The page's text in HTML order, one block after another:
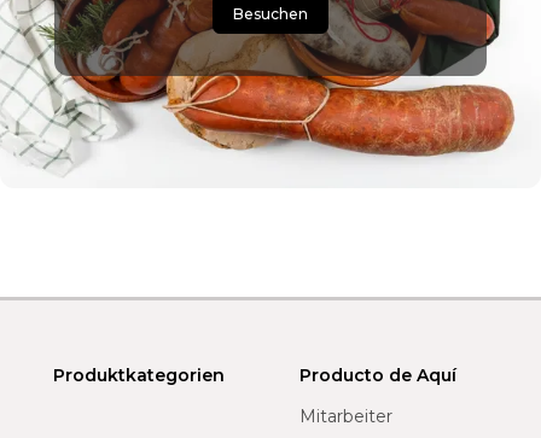
Besuchen
Produktkategorien
Producto de Aquí
Mitarbeiter